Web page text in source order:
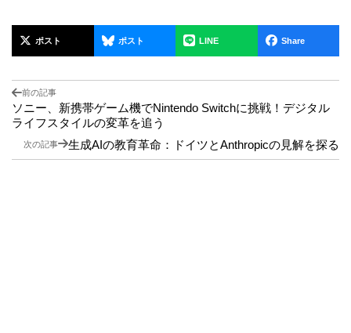
ポスト ポスト LINE Share
前の記事
ソニー、新携帯ゲーム機でNintendo Switchに挑戦！デジタル
ライフスタイルの変革を追う
次の記事 生成AIの教育革命：ドイツとAnthropicの見解を探る